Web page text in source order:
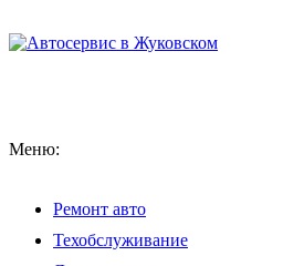
Меню:
Ремонт авто
Техобслуживание